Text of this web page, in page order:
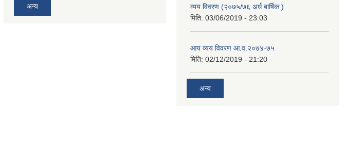
अन्य
व्यय विवरण (२०७५/७६ अर्ध बार्षिक )
मिति: 03/06/2019 - 23:03
आय व्यय विवरण आ.व.२०७४-७५
मिति: 02/12/2019 - 21:20
अन्य